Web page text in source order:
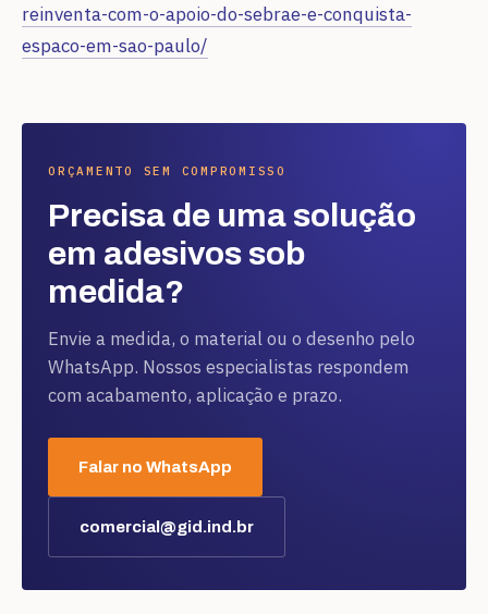
reinventa-com-o-apoio-do-sebrae-e-conquista-
espaco-em-sao-paulo/
ORÇAMENTO SEM COMPROMISSO
Precisa de uma solução
em adesivos sob
medida?
Envie a medida, o material ou o desenho pelo
WhatsApp. Nossos especialistas respondem
com acabamento, aplicação e prazo.
Falar no WhatsApp
comercial@gid.ind.br